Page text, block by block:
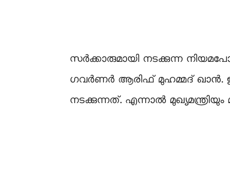
സർക്കാരുമായി നടക്കുന്ന
ഗവർണർ ആരിഫ് മുഹമ്മദ് ഖാൻ. ഈ
നടക്കുന്നത്. എന്നാൽ മുഖ്യമന്ത്രിയും